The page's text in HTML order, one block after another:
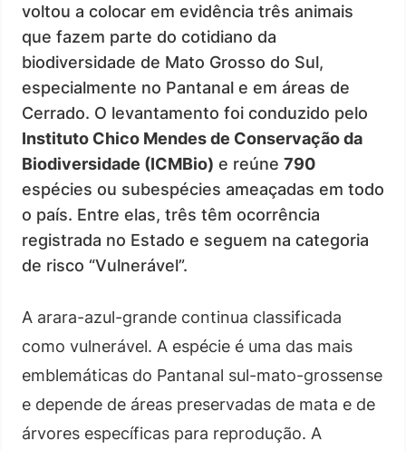
voltou a colocar em evidência três animais
que fazem parte do cotidiano da
biodiversidade de Mato Grosso do Sul,
especialmente no Pantanal e em áreas de
Cerrado. O levantamento foi conduzido pelo
Instituto Chico Mendes de Conservação da
Biodiversidade (ICMBio) e reúne 790
espécies ou subespécies ameaçadas em todo
o país. Entre elas, três têm ocorrência
registrada no Estado e seguem na categoria
de risco “Vulnerável”.
A arara-azul-grande continua classificada
como vulnerável. A espécie é uma das mais
emblemáticas do Pantanal sul-mato-grossense
e depende de áreas preservadas de mata e de
árvores específicas para reprodução. A